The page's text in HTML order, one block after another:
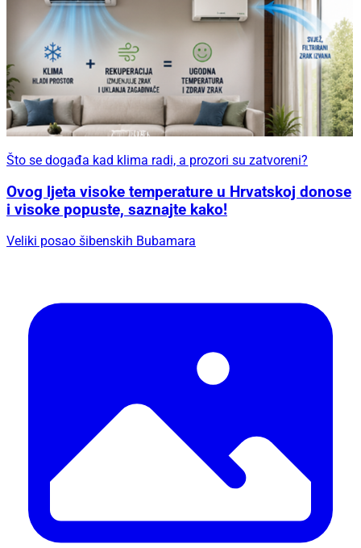
Što se događa kad klima radi, a prozori su zatvoreni?
Ovog ljeta visoke temperature u Hrvatskoj donose
i visoke popuste, saznajte kako!
Veliki posao šibenskih Bubamara